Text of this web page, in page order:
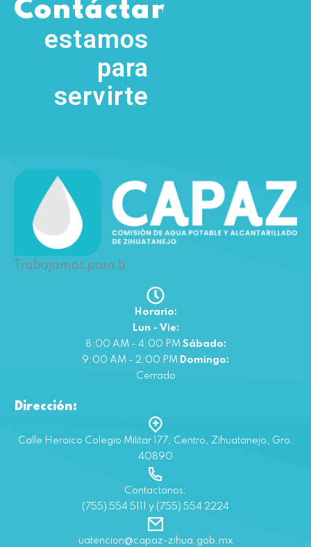
Contáctanos
estamos
para
servirte
Trabajamos para ti.
Horario:
Lun - Vie:
8:00 AM - 4:00 PM Sábado:
9:00 AM - 2:00 PM Domingo:
Cerrado
Dirección:
Calle Heroico Colegio Militar 177, Centro, Zihuatanejo, Gro.
40890
Contactanos:
(755) 554 5111 y (755) 554 2224
uatencion@capaz-zihua.gob.mx